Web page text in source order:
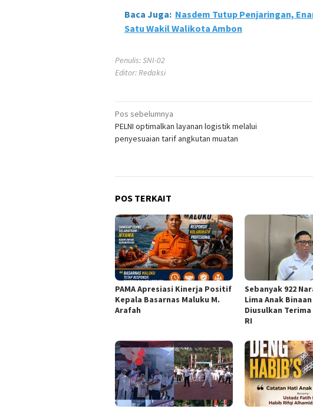
Baca Juga: Nasdem Tutup Penjaringan,
Satu Wakil Walikota Ambon
Penulis: SNI-02
Editor: Redaksi
Navigasi
pos
Pos sebelumnya
PELNI optimalkan layanan logistik melalui
penyesuaian tarif angkutan muatan
POS TERKAIT
PAMA Apresiasi Kinerja Positif
Kepala Basarnas Maluku M.
Arafah
Sebanyak 922
Lima Anak
Diusulkan Terima
RI